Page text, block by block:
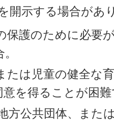
開示する場合があ
保護のために必要
たは児童の健全な
を得ることが困
方公共団体、また